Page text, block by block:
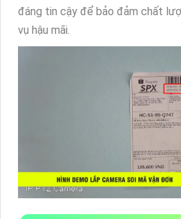
đáng tin cậy để bảo đảm chất
vụ hậu mãi.